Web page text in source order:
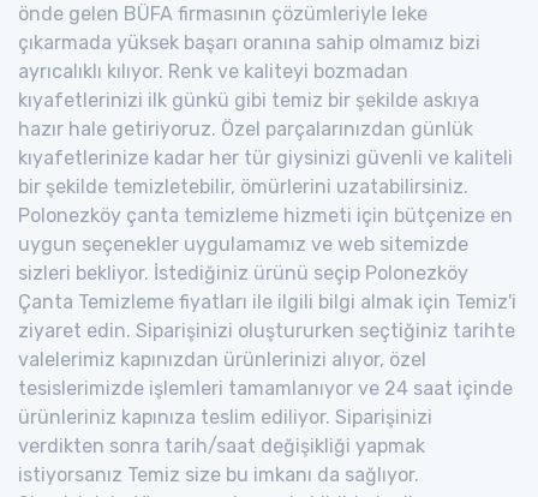
önde gelen BÜFA firmasının çözümleriyle leke
çıkarmada yüksek başarı oranına sahip olmamız bizi
ayrıcalıklı kılıyor. Renk ve kaliteyi bozmadan
kıyafetlerinizi ilk günkü gibi temiz bir şekilde askıya
hazır hale getiriyoruz. Özel parçalarınızdan günlük
kıyafetlerinize kadar her tür giysinizi güvenli ve kaliteli
bir şekilde temizletebilir, ömürlerini uzatabilirsiniz.
Polonezköy çanta temizleme hizmeti için bütçenize en
uygun seçenekler uygulamamız ve web sitemizde
sizleri bekliyor. İstediğiniz ürünü seçip Polonezköy
Çanta Temizleme fiyatları ile ilgili bilgi almak için Temiz'i
ziyaret edin. Siparişinizi oluştururken seçtiğiniz tarihte
valelerimiz kapınızdan ürünlerinizi alıyor, özel
tesislerimizde işlemleri tamamlanıyor ve 24 saat içinde
ürünleriniz kapınıza teslim ediliyor. Siparişinizi
verdikten sonra tarih/saat değişikliği yapmak
istiyorsanız Temiz size bu imkanı da sağlıyor.